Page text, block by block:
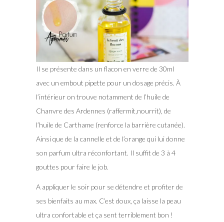
Il se présente dans un flacon en verre de 30ml
avec un embout pipette pour un dosage précis. À
l’intérieur on trouve notamment de l’huile de
Chanvre des Ardennes (raffermit,nourrit), de
l’huile de Carthame (renforce la barrière cutanée).
Ainsi que de la cannelle et de l’orange qui lui donne
son parfum ultra réconfortant. Il suffit de 3 à 4
gouttes pour faire le job.
A appliquer le soir pour se détendre et profiter de
ses bienfaits au max. C’est doux, ça laisse la peau
ultra confortable et ça sent terriblement bon !